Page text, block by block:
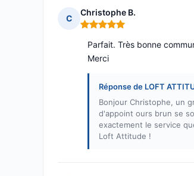
C
Christophe B.
Note : 5 sur 5
Parfait. Très bonne
Merci
Réponse de LOFT
Bonjour Christophe, un
d'appoint ours brun se
exactement le service
Loft Attitude !